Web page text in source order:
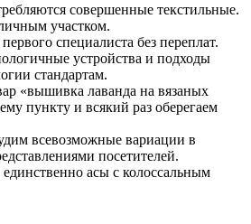
совершенные текстильные.
участком.
специалиста без переплат.
устройства и подходы
стандартам.
«вышивка лаванда на вязаных
пункту и всякий раз оберегаем
всевозможные вариации в
посетителей.
асы с колоссальным